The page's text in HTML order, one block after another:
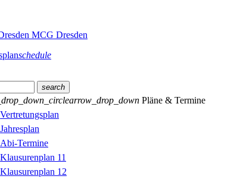
MCG Dresden
schedule
search
arrow_drop_down Pläne & Termine
Vertretungsplan
Jahresplan
Abi-Termine
Klausurenplan 11
Klausurenplan 12